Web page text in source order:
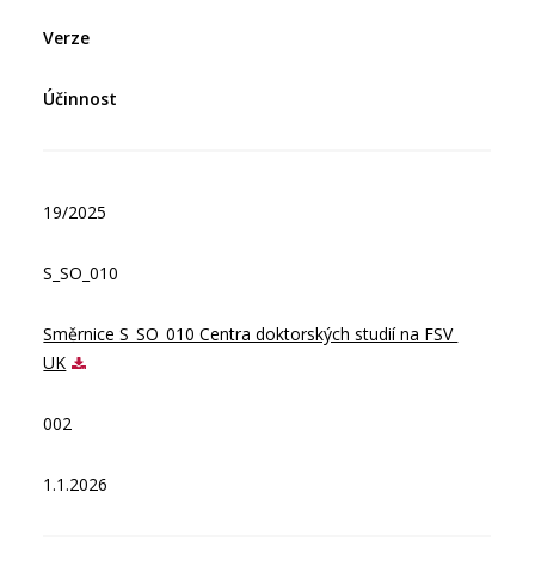
Verze
Účinnost
19/2025
S_SO_010
Směrnice S_SO_010 Centra doktorských studií na FSV
UK
002
1.1.2026